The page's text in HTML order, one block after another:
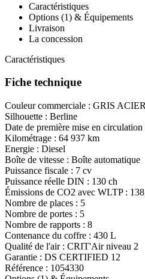
Caractéristiques
Options (1) & Équipements
Livraison
La concession
Caractéristiques
Fiche technique
Couleur commerciale : GRIS ACIER
Silhouette : Berline
Date de première mise en circulation
Kilométrage : 64 937 km
Energie : Diesel
Boîte de vitesse : Boîte automatique
Puissance fiscale : 7 cv
Puissance réelle DIN : 130 ch
Émissions de CO2 avec WLTP :
Nombre de places : 5
Nombre de portes : 5
Nombre de rapports : 8
Contenance du coffre : 430 L
Qualité de l'air : CRIT'Air niveau 2
Garantie : DS CERTIFIED 12
Référence : 1054330